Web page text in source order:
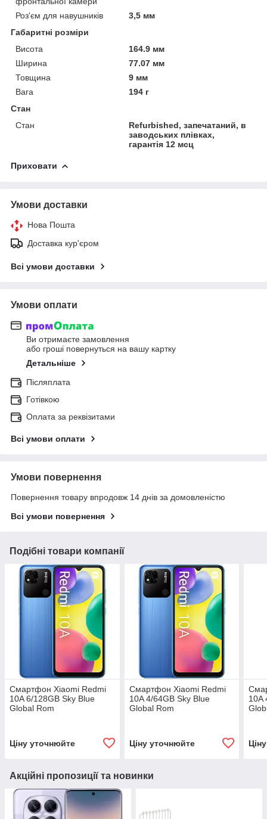
Роз'єм для навушників
3,5 мм
Габаритні розміри
Висота
164.9 мм
Ширина
77.07 мм
Товщина
9 мм
Вага
194 г
Стан
Стан
Refurbіshed, запечатаний, в
заводських плівках,
гарантія 12 мсц
Приховати
Умови доставки
Нова Пошта
Доставка кур'єром
Всі умови доставки
Умови оплати
Ви отримаєте замовлення
або гроші повернуться на вашу картку
Детальніше
Післяплата
Готівкою
Оплата за реквізитами
Всі умови оплати
Умови повернення
Повернення товару впродовж 14 днів за домовленістю
Всі умови повернення
Подібні товари компанії
Смартфон Xiaomi Redmi
10A 6/128GB Sky Blue
Global Rom
Ціну уточнюйте
Смартфон Xiaomi Redmi
10A 4/64GB Sky Blue
Global Rom
Ціну уточнюйте
10A
Акційні пропозиції та новинки